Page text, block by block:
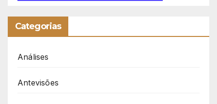
Categorias
Análises
Antevisões